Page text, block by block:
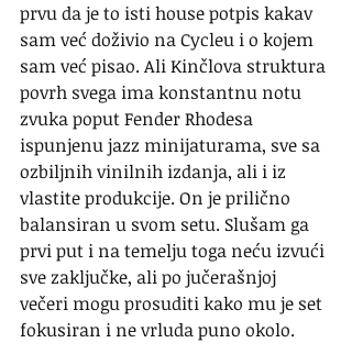
prvu da je to isti house potpis kakav
sam već doživio na Cycleu i o kojem
sam već pisao. Ali Kinčlova struktura
povrh svega ima konstantnu notu
zvuka poput Fender Rhodesa
ispunjenu jazz minijaturama, sve sa
ozbiljnih vinilnih izdanja, ali i iz
vlastite produkcije. On je prilično
balansiran u svom setu. Slušam ga
prvi put i na temelju toga neću izvući
sve zaključke, ali po jučerašnjoj
večeri mogu prosuditi kako mu je set
fokusiran i ne vrluda puno okolo.